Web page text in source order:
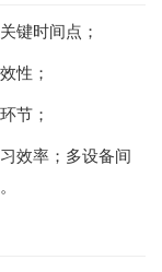
键时间点；
性；
节；
效率；多设备间